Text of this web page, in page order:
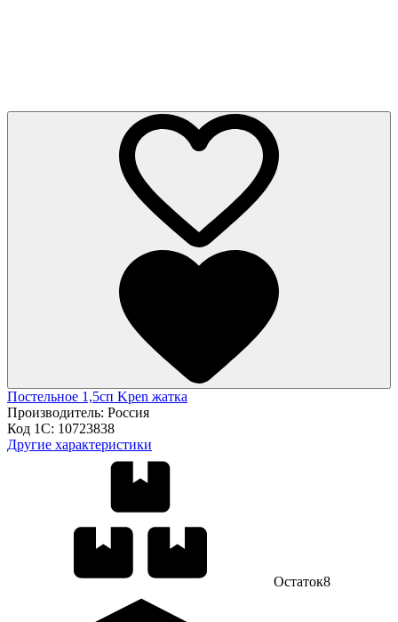
Постельное 1,5сп Kpen жатка
Производитель: Россия
Код 1С: 10723838
Другие характеристики
Остаток8